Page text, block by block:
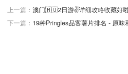
iShares U.S.
IG Corporate
Bond Index
XIG 0.32% 无
上一篇： 澳门🇲🇴2日游✌️详细攻略收藏好
下一篇：